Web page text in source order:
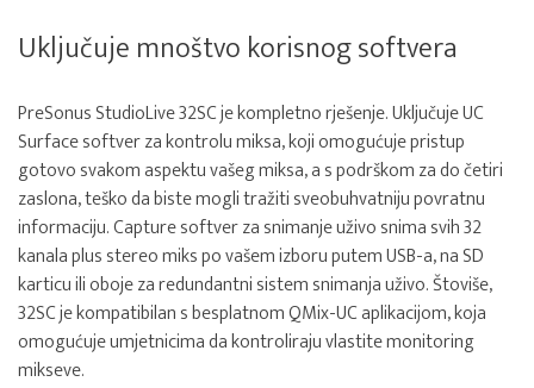
Uključuje mnoštvo korisnog softvera
PreSonus StudioLive 32SC je kompletno rješenje. Uključuje UC
Surface softver za kontrolu miksa, koji omogućuje pristup
gotovo svakom aspektu vašeg miksa, a s podrškom za do četiri
zaslona, teško da biste mogli tražiti sveobuhvatniju povratnu
informaciju. Capture softver za snimanje uživo snima svih 32
kanala plus stereo miks po vašem izboru putem USB-a, na SD
karticu ili oboje za redundantni sistem snimanja uživo. Štoviše,
32SC je kompatibilan s besplatnom QMix-UC aplikacijom, koja
omogućuje umjetnicima da kontroliraju vlastite monitoring
mikseve.